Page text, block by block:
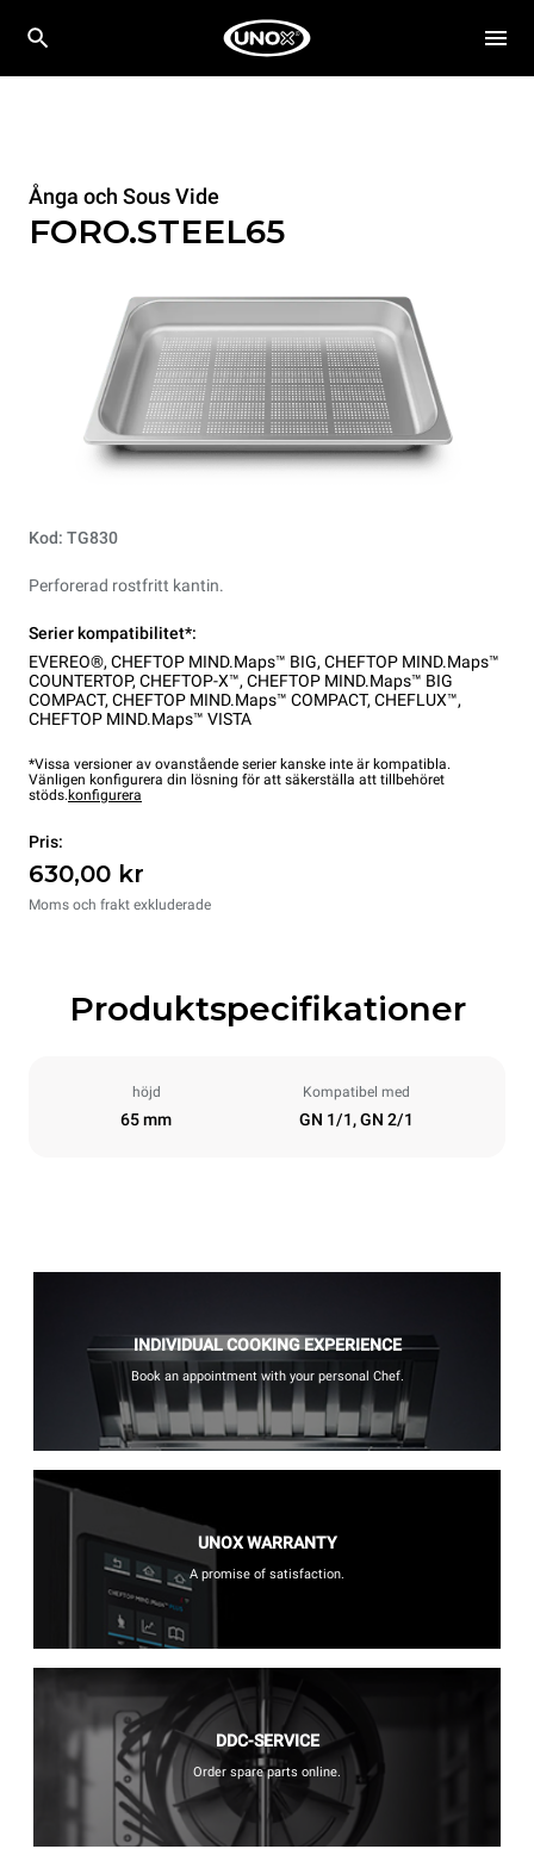
Ånga och Sous Vide
FORO.STEEL65
Kod: TG830
Perforerad rostfritt kantin.
Serier kompatibilitet*:
EVEREO®, CHEFTOP MIND.Maps™ BIG, CHEFTOP MIND.Maps™
COUNTERTOP, CHEFTOP-X™, CHEFTOP MIND.Maps™ BIG
COMPACT, CHEFTOP MIND.Maps™ COMPACT, CHEFLUX™,
CHEFTOP MIND.Maps™ VISTA
*Vissa versioner av ovanstående serier kanske inte är kompatibla.
Vänligen konfigurera din lösning för att säkerställa att tillbehöret
stöds. konfigurera
Pris:
630,00 kr
Moms och frakt exkluderade
Produktspecifikationer
höjd
65 mm
Kompatibel med
GN 1/1, GN 2/1
INDIVIDUAL COOKING EXPERIENCE
Book an appointment with your personal Chef.
UNOX WARRANTY
A promise of satisfaction.
DDC-SERVICE
Order spare parts online.